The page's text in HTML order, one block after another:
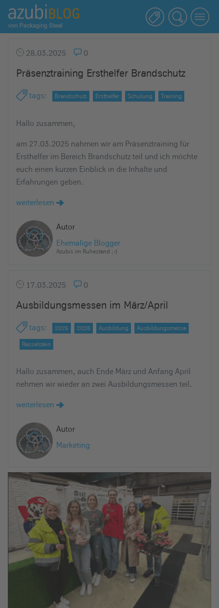
A
z
u
28.03.2025 0
Präsenztraining Ersthelfer Brandschutz
tags: Brandschutz Ersthelfer Schulung Training
Hallo zusammen,
am 27.03.2025 nahmen wir am Präsenztraining für
Ersthelfer im Bereich Brandschutz teil und ich möchte
euch einen kurzen Einblick in die Inhalte und
Erfahrungen geben.
weiterlesen
Autor
Ehemalige Blogger
Azubis im Ruhestand ;-)
17.03.2025 0
Ausbildungsmessen im März/April
tags: 2025 2026 Ausbildung Ausbildungsmesse
Rasselstein
Hallo zusammen, auch Ende März und Anfang April
nehmen wir wieder an zwei Ausbildungsmessen teil.
weiterlesen
Autor
Marketing